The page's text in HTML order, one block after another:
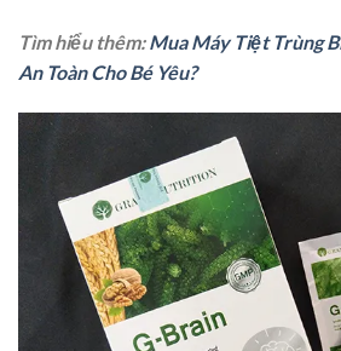
Tìm hiểu thêm:Mua Máy Tiệt Trùng
An Toàn Cho Bé Yêu?